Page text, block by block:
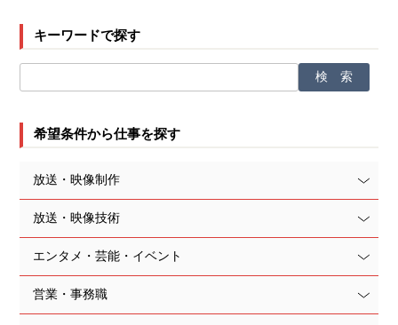
キーワードで探す
希望条件から仕事を探す
放送・映像制作
放送・映像技術
エンタメ・芸能・イベント
営業・事務職